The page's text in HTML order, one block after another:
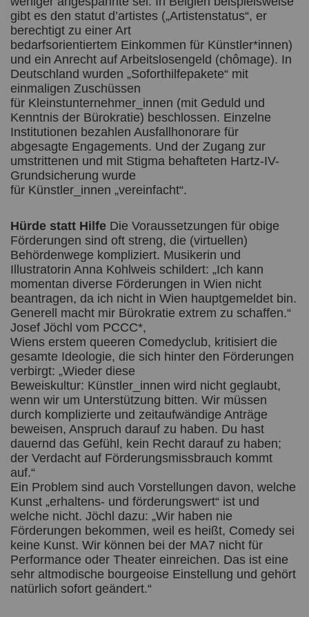
gibt es den statut d’artistes („Artistenstatus“, er
berechtigt zu einer Art
bedarfsorientiertem Einkommen für Künstler*innen)
und ein Anrecht auf Arbeitslosengeld (chômage). In
Deutschland wurden „Soforthilfepakete“ mit
einmaligen Zuschüssen
für Kleinstunternehmer_innen (mit Geduld und
Kenntnis der Bürokratie) beschlossen. Einzelne
Institutionen bezahlen Ausfallhonorare für
abgesagte Engagements. Und der Zugang zur
umstrittenen und mit Stigma behafteten Hartz-IV-
Grundsicherung wurde
für Künstler_innen „vereinfacht“.
Hürde statt Hilfe Die Voraussetzungen für obige
Förderungen sind oft streng, die (virtuellen)
Behördenwege kompliziert. Musikerin und
Illustratorin Anna Kohlweis schildert: „Ich kann
momentan diverse Förderungen in Wien nicht
beantragen, da ich nicht in Wien hauptgemeldet bin.
Generell macht mir Bürokratie extrem zu schaffen.“
Josef Jöchl vom PCCC*,
Wiens erstem queeren Comedyclub, kritisiert die
gesamte Ideologie, die sich hinter den Förderungen
verbirgt: „Wieder diese
Beweiskultur: Künstler_innen wird nicht geglaubt,
wenn wir um Unterstützung bitten. Wir müssen
durch komplizierte und zeitaufwändige Anträge
beweisen, Anspruch darauf zu haben. Du hast
dauernd das Gefühl, kein Recht darauf zu haben;
der Verdacht auf Förderungsmissbrauch kommt
auf.“
Ein Problem sind auch Vorstellungen davon, welche
Kunst „erhaltens- und förderungswert“ ist und
welche nicht. Jöchl dazu: „Wir haben nie
Förderungen bekommen, weil es heißt, Comedy sei
keine Kunst. Wir können bei der MA7 nicht für
Performance oder Theater einreichen. Das ist eine
sehr altmodische bourgeoise Einstellung und gehört
natürlich sofort geändert.“